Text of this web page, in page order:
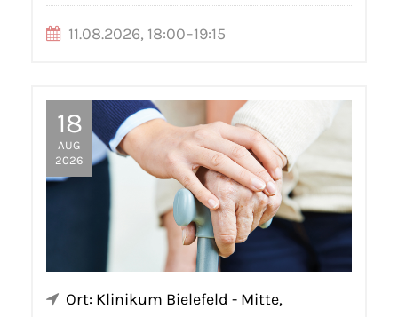
11.08.2026, 18:00–19:15
18
AUG
2026
Ort: Klinikum Bielefeld - Mitte,